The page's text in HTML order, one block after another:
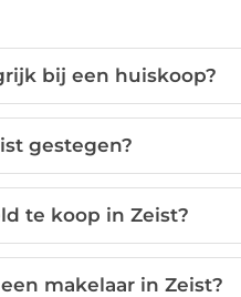
bij een huiskoop?
gestegen?
te koop in Zeist?
makelaar in Zeist?